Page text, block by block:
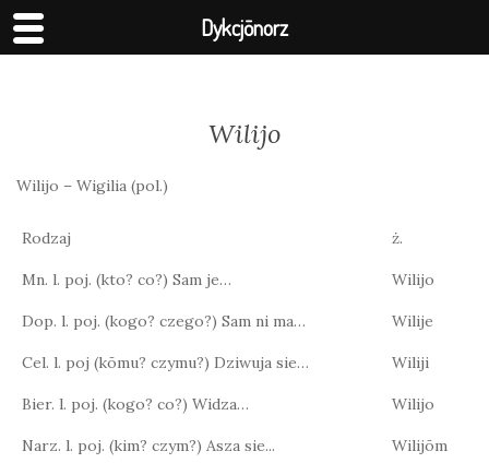
Wilijo
Wilijo – Wigilia (pol.)
Rodzaj ż.
Mn. l. poj. (kto? co?) Sam je… Wilijo
Dop. l. poj. (kogo? czego?) Sam ni ma… Wilije
Cel. l. poj (kōmu? czymu?) Dziwuja sie… Wiliji
Bier. l. poj. (kogo? co?) Widza… Wilijo
Narz. l. poj. (kim? czym?) Asza sie... Wilijōm
Dykcjōnorz